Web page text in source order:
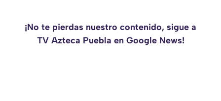
¡No te pierdas nuestro contenido, sigue a
TV Azteca Puebla en Google News!